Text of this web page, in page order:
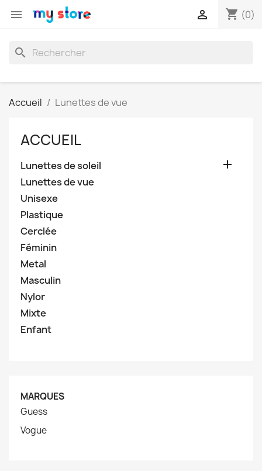
 shopping_cart (0)

search
Accueil Lunettes de vue
ACCUEIL
Lunettes de soleil 
Lunettes de vue
Unisexe
Plastique
Cerclée
Féminin
Metal
Masculin
Nylor
Mixte
Enfant
MARQUES
Guess
Vogue